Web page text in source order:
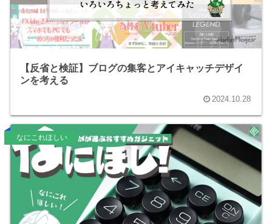
【反省と検証】ブログの集客とアイキャッチデザイ
ンを考える
2024.10.28
なにこれほしい